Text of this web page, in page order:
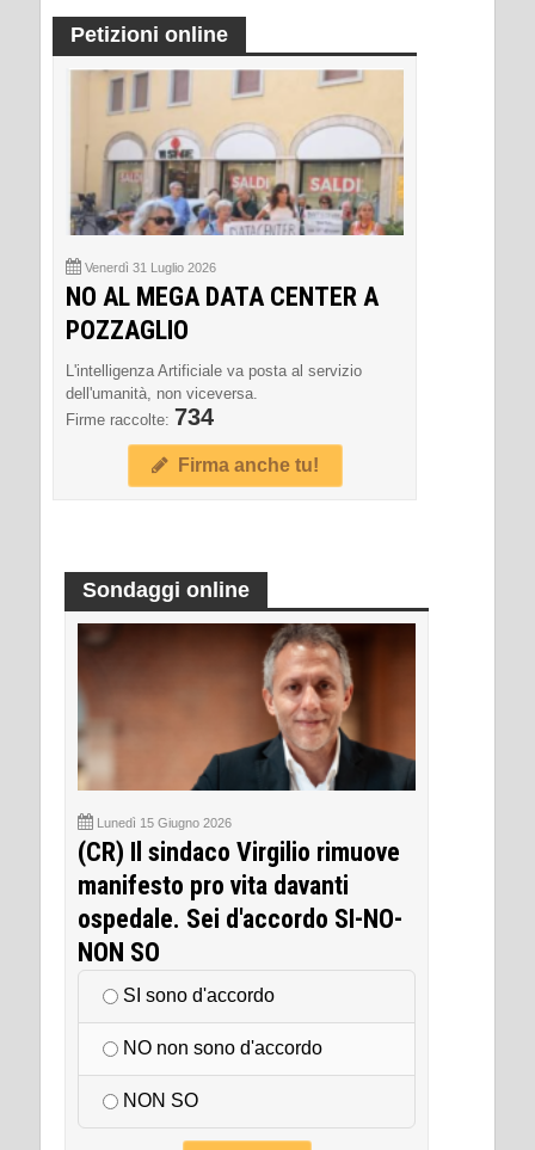
Petizioni online
Venerdì 31 Luglio 2026
NO AL MEGA DATA CENTER A
POZZAGLIO
L'intelligenza Artificiale va posta al servizio
dell'umanità, non viceversa.
Firme raccolte: 734
Firma anche tu!
Sondaggi online
Lunedì 15 Giugno 2026
(CR) Il sindaco Virgilio rimuove
manifesto pro vita davanti
ospedale. Sei d'accordo SI-NO-
NON SO
SI sono d'accordo
NO non sono d'accordo
NON SO